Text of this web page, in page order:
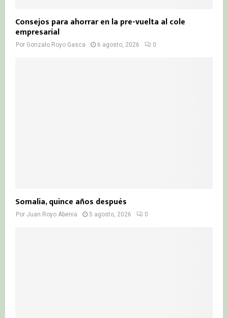
Consejos para ahorrar en la pre-vuelta al cole
empresarial
Por Gonzalo Royo Gasca 6 agosto, 2026 0
Somalia, quince años después
Por Juan Royo Abenia 5 agosto, 2026 0